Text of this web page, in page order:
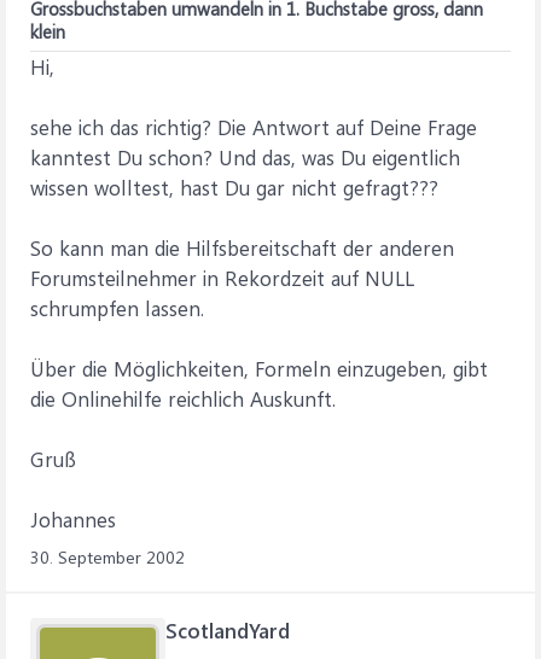
Grossbuchstaben umwandeln in 1. Buchstabe gross, dann
klein
Hi,
sehe ich das richtig? Die Antwort auf Deine Frage
kanntest Du schon? Und das, was Du eigentlich
wissen wolltest, hast Du gar nicht gefragt???
So kann man die Hilfsbereitschaft der anderen
Forumsteilnehmer in Rekordzeit auf NULL
schrumpfen lassen.
Über die Möglichkeiten, Formeln einzugeben, gibt
die Onlinehilfe reichlich Auskunft.
Gruß
Johannes
30. September 2002
ScotlandYard